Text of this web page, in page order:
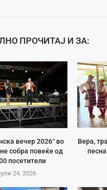
ПРОЧИТАЈ И ЗА:
вечер 2026“ во
собра повеќе од
посетители
јули 24, 2026
Вера,